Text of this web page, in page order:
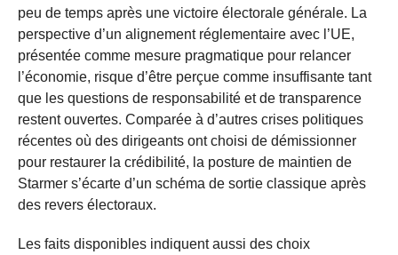
peu de temps après une victoire électorale générale. La
perspective d’un alignement réglementaire avec l’UE,
présentée comme mesure pragmatique pour relancer
l’économie, risque d’être perçue comme insuffisante tant
que les questions de responsabilité et de transparence
restent ouvertes. Comparée à d’autres crises politiques
récentes où des dirigeants ont choisi de démissionner
pour restaurer la crédibilité, la posture de maintien de
Starmer s’écarte d’un schéma de sortie classique après
des revers électoraux.
Les faits disponibles indiquent aussi des choix